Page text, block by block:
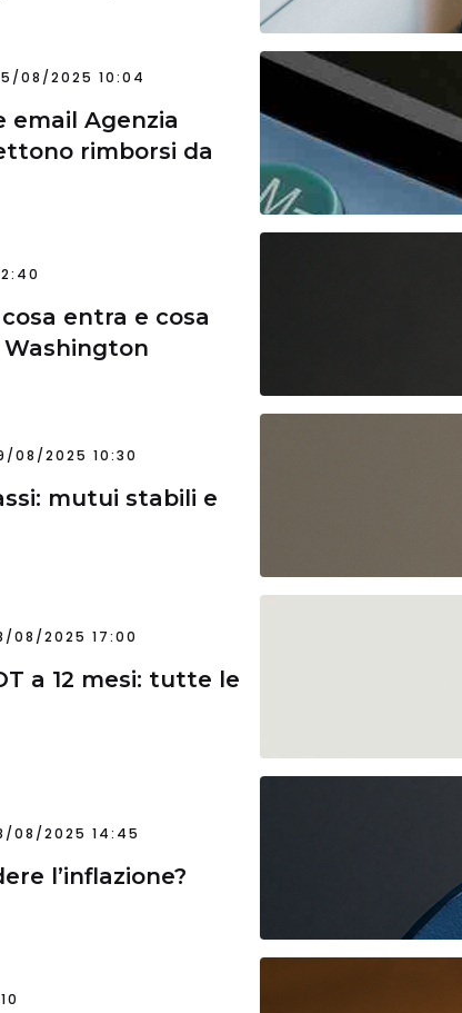
08/2025 10:04
Agenzia
rimborsi da
cosa entra e cosa
Washington
08/2025 10:30
mutui stabili e
08/2025 17:00
a 12 mesi: tutte le
08/2025 14:45
l’inflazione?